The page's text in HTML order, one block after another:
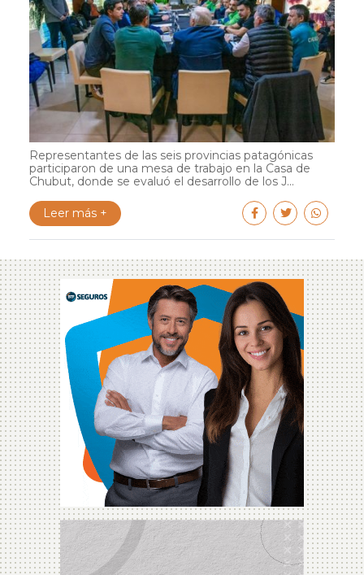
Representantes de las seis provincias patagónicas
participaron de una mesa de trabajo en la Casa de
Chubut, donde se evaluó el desarrollo de los J...
Leer más +